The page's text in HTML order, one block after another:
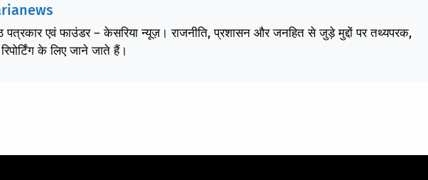
पत्रकार एवं फाउंडर – केसरिया न्यूज़। राजनीति, प्रशासन और जनहित से जुड़े मुद्दों पर तथ्यपरक,
के लिए जाने जाते हैं।